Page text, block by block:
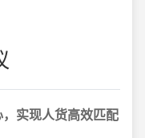
实现人货高效匹配